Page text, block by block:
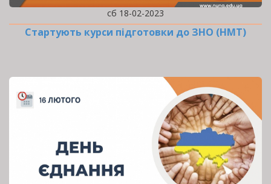
сб 18-02-2023
Стартують курси підготовки до ЗНО (НМТ)